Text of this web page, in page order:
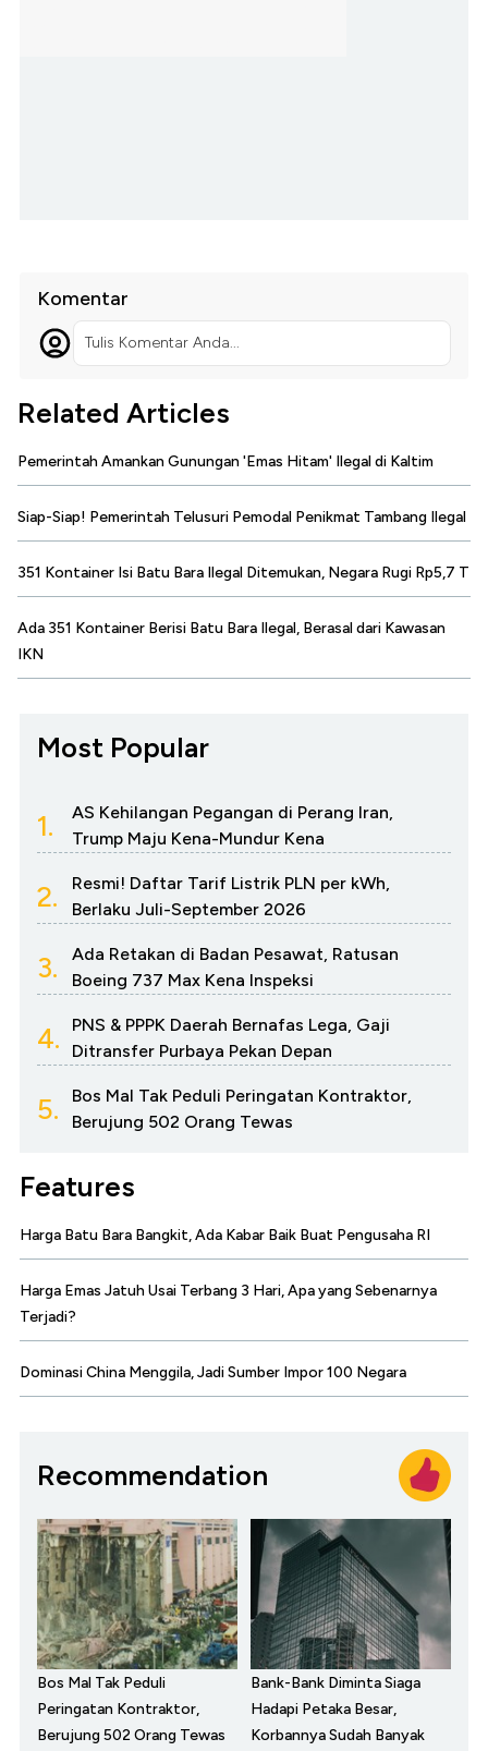
Komentar
Tulis Komentar Anda...
Related Articles
Pemerintah Amankan Gunungan 'Emas Hitam' Ilegal di Kaltim
Siap-Siap! Pemerintah Telusuri Pemodal Penikmat Tambang Ilegal
351 Kontainer Isi Batu Bara Ilegal Ditemukan, Negara Rugi Rp5,7 T
Ada 351 Kontainer Berisi Batu Bara Ilegal, Berasal dari Kawasan
IKN
Most Popular
1.
AS Kehilangan Pegangan di Perang Iran,
Trump Maju Kena-Mundur Kena
2.
Resmi! Daftar Tarif Listrik PLN per kWh,
Berlaku Juli-September 2026
3.
Ada Retakan di Badan Pesawat, Ratusan
Boeing 737 Max Kena Inspeksi
4.
PNS & PPPK Daerah Bernafas Lega, Gaji
Ditransfer Purbaya Pekan Depan
5.
Bos Mal Tak Peduli Peringatan Kontraktor,
Berujung 502 Orang Tewas
Features
Harga Batu Bara Bangkit, Ada Kabar Baik Buat Pengusaha RI
Harga Emas Jatuh Usai Terbang 3 Hari, Apa yang Sebenarnya
Terjadi?
Dominasi China Menggila, Jadi Sumber Impor 100 Negara
Recommendation
Bos Mal Tak Peduli
Peringatan Kontraktor,
Berujung 502 Orang Tewas
Bank-Bank Diminta Siaga
Hadapi Petaka Besar,
Korbannya Sudah Banyak